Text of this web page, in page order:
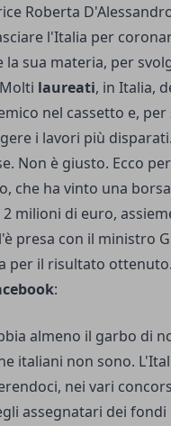
Roberta
l'Italia per
la sua materia, per
laureati, in Italia,
nel cassetto e, per
i lavori più
Non è giusto. Ecco
che ha vinto una
2 milioni di euro,
presa con il ministro
per il risultato
:
almeno il garbo di
italiani non sono.
nei vari
assegnatari dei fondi